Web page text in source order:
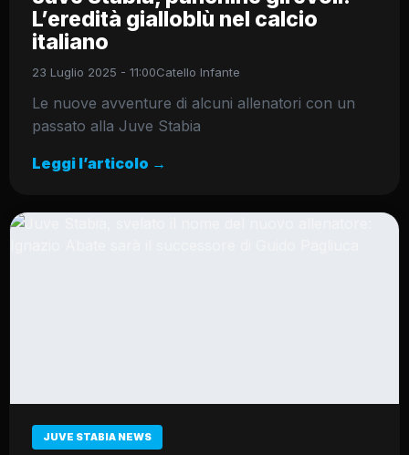
L’eredità gialloblù nel calcio
italiano
23 Luglio 2025 - 11:00Catello Infante
Le nuove avventure di alcuni allenatori con un
passato alla Juve Stabia
Leggi l’articolo →
JUVE STABIA NEWS